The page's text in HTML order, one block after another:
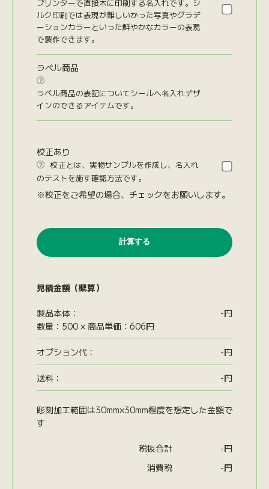
プリンターで直接木に印刷する名入れです。シ
ルク印刷では表現が難しいかった写真やグラデ
ーションカラーといった鮮やかなカラーの表現
で製作できます。
ラベル商品

ラベル商品の表記についてシールへ名入れデザ
インのできるアイテムです。
校正あり

校正とは、実物サンプルを作成し、名入れ
のテストを施す確認方法です。
※校正をご希望の場合、チェックをお願いします。
見積金額（概算）
製品本体：
数量：500 × 商品単価：606円
-円
オプション代： -円
送料： -円
彫刻加工範囲は30mm×30mm程度を想定した金額で
す
税抜合計 -円
消費税
-円